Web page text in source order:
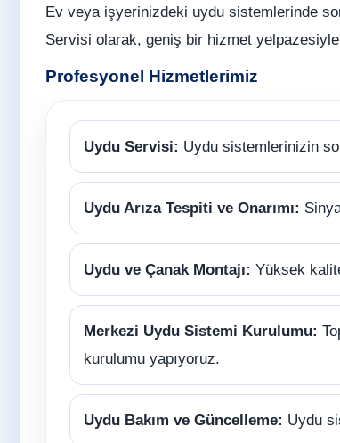
Ev veya işyerinizdeki uydu sistemlerinde
Servisi olarak, geniş bir hizmet
Profesyonel Hizmetlerimiz
Uydu Servisi: Uydu sistemlerinizin
Uydu Arıza Tespiti ve Onarımı:
Uydu ve Çanak Montajı: Yüksek
Merkezi Uydu Sistemi Kurulumu:
kurulumu yapıyoruz.
Uydu Bakım ve Güncelleme: Uydu